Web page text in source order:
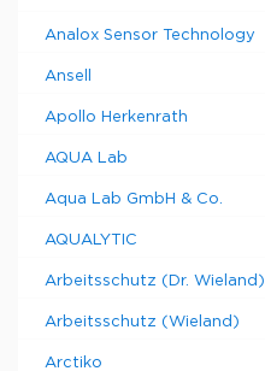
Analox Sensor Technology
Ansell
Apollo Herkenrath
AQUA Lab
Aqua Lab GmbH & Co.
AQUALYTIC
Arbeitsschutz (Dr. Wieland)
Arbeitsschutz (Wieland)
Arctiko